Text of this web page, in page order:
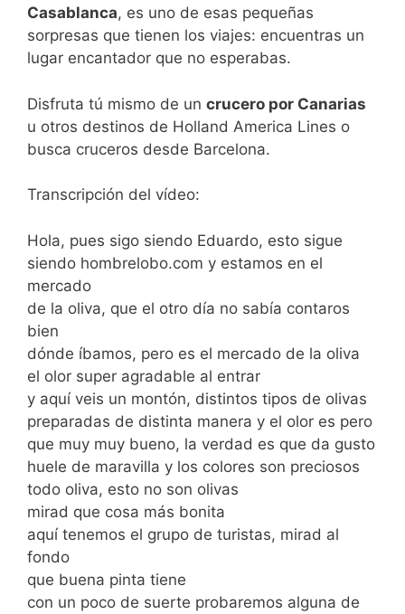
Casablanca, es uno de esas pequeñas
sorpresas que tienen los viajes: encuentras un
lugar encantador que no esperabas.
Disfruta tú mismo de un crucero por Canarias
u otros destinos de Holland America Lines o
busca cruceros desde Barcelona.
Transcripción del vídeo:
Hola, pues sigo siendo Eduardo, esto sigue
siendo hombrelobo.com y estamos en el
mercado
de la oliva, que el otro día no sabía contaros
bien
dónde íbamos, pero es el mercado de la oliva
el olor super agradable al entrar
y aquí veis un montón, distintos tipos de olivas
preparadas de distinta manera y el olor es pero
que muy muy bueno, la verdad es que da gusto
huele de maravilla y los colores son preciosos
todo oliva, esto no son olivas
mirad que cosa más bonita
aquí tenemos el grupo de turistas, mirad al
fondo
que buena pinta tiene
con un poco de suerte probaremos alguna de